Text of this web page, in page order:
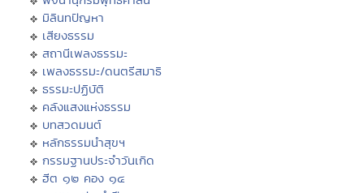
มิลินทปัญหา
เสียงธรรม
สถานีเพลงธรรมะ
เพลงธรรมะ/ดนตรีสมาธิ
ธรรมะปฏิบัติ
คลังแสงแห่งธรรม
บทสวดมนต์
หลักธรรมนำสุขฯ
กรรมฐานประจำวันเกิด
ฮีต ๑๒ คอง ๑๔